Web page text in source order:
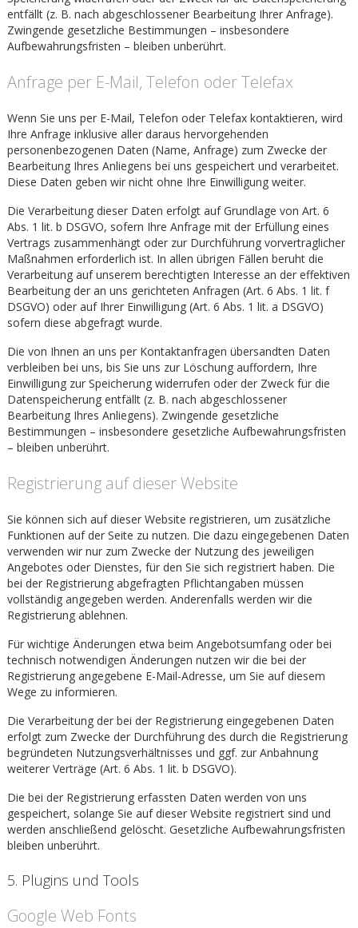
entfällt (z. B. nach abgeschlossener Bearbeitung Ihrer Anfrage).
Zwingende gesetzliche Bestimmungen – insbesondere
Aufbewahrungsfristen – bleiben unberührt.
Anfrage per E-Mail, Telefon oder Telefax
Wenn Sie uns per E-Mail, Telefon oder Telefax kontaktieren, wird
Ihre Anfrage inklusive aller daraus hervorgehenden
personenbezogenen Daten (Name, Anfrage) zum Zwecke der
Bearbeitung Ihres Anliegens bei uns gespeichert und verarbeitet.
Diese Daten geben wir nicht ohne Ihre Einwilligung weiter.
Die Verarbeitung dieser Daten erfolgt auf Grundlage von Art. 6
Abs. 1 lit. b DSGVO, sofern Ihre Anfrage mit der Erfüllung eines
Vertrags zusammenhängt oder zur Durchführung vorvertraglicher
Maßnahmen erforderlich ist. In allen übrigen Fällen beruht die
Verarbeitung auf unserem berechtigten Interesse an der effektiven
Bearbeitung der an uns gerichteten Anfragen (Art. 6 Abs. 1 lit. f
DSGVO) oder auf Ihrer Einwilligung (Art. 6 Abs. 1 lit. a DSGVO)
sofern diese abgefragt wurde.
Die von Ihnen an uns per Kontaktanfragen übersandten Daten
verbleiben bei uns, bis Sie uns zur Löschung auffordern, Ihre
Einwilligung zur Speicherung widerrufen oder der Zweck für die
Datenspeicherung entfällt (z. B. nach abgeschlossener
Bearbeitung Ihres Anliegens). Zwingende gesetzliche
Bestimmungen – insbesondere gesetzliche Aufbewahrungsfristen
– bleiben unberührt.
Registrierung auf dieser Website
Sie können sich auf dieser Website registrieren, um zusätzliche
Funktionen auf der Seite zu nutzen. Die dazu eingegebenen Daten
verwenden wir nur zum Zwecke der Nutzung des jeweiligen
Angebotes oder Dienstes, für den Sie sich registriert haben. Die
bei der Registrierung abgefragten Pflichtangaben müssen
vollständig angegeben werden. Anderenfalls werden wir die
Registrierung ablehnen.
Für wichtige Änderungen etwa beim Angebotsumfang oder bei
technisch notwendigen Änderungen nutzen wir die bei der
Registrierung angegebene E-Mail-Adresse, um Sie auf diesem
Wege zu informieren.
Die Verarbeitung der bei der Registrierung eingegebenen Daten
erfolgt zum Zwecke der Durchführung des durch die Registrierung
begründeten Nutzungsverhältnisses und ggf. zur Anbahnung
weiterer Verträge (Art. 6 Abs. 1 lit. b DSGVO).
Die bei der Registrierung erfassten Daten werden von uns
gespeichert, solange Sie auf dieser Website registriert sind und
werden anschließend gelöscht. Gesetzliche Aufbewahrungsfristen
bleiben unberührt.
5. Plugins und Tools
Google Web Fonts